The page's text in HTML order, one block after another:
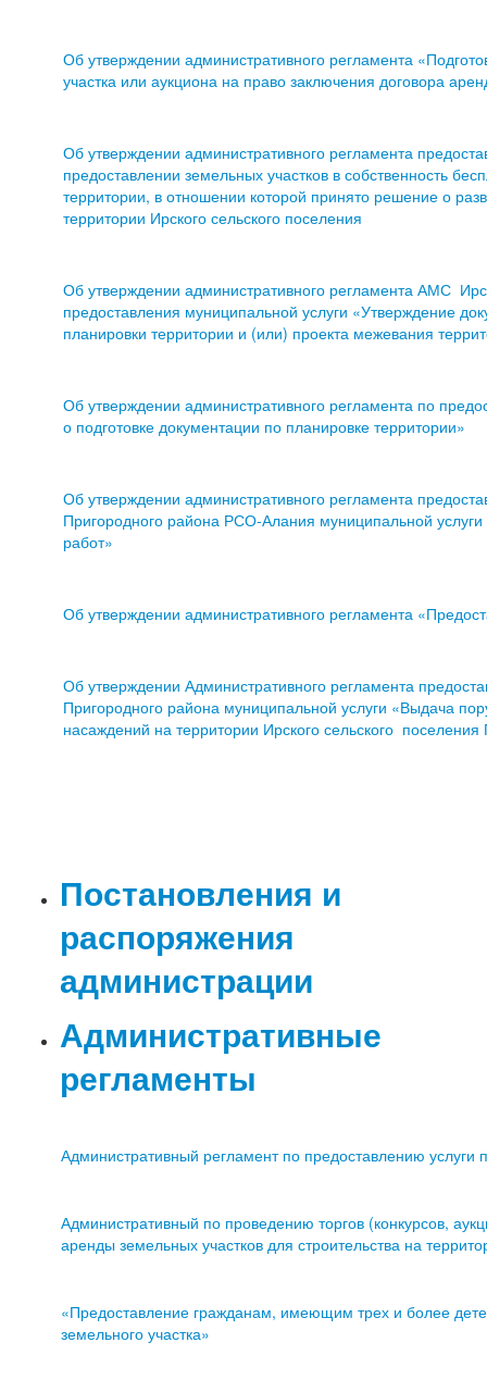
Об утверждении административного регламента
участка или аукциона на право заключения договора
Об утверждении административного регламента
предоставлении земельных участков в собственность
территории, в отношении которой принято решение о
территории Ирского сельского поселения
Об утверждении административного регламента АМС
предоставления муниципальной услуги «Утверждение
планировки территории и (или) проекта межевания
Об утверждении административного регламента по
о подготовке документации по планировке территории»
Об утверждении административного регламента
Пригородного района РСО-Алания муниципальной
работ»
Об утверждении административного регламента
Об утверждении Административного регламента
Пригородного района муниципальной услуги «Выдача
насаждений на территории Ирского сельского
Постановления и
распоряжения
администрации
Административные
регламенты
Административный регламент по предоставлению услуги
Административный по проведению торгов (конкурсов,
аренды земельных участков для строительства на
«Предоставление гражданам, имеющим трех и более
земельного участка»